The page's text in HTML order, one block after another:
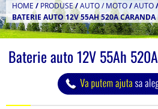
HOME / PRODUSE/AUTO / MOTO/AUTO/
BATERIE AUTO 12V 55AH 520A
Baterie auto 12V 55Ah